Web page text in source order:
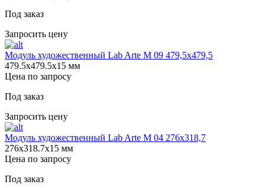
Под заказ
Запросить цену
Модуль художественный Lab Arte М 09 479,5х479,5
479.5х479.5х15 мм
Цена по запросу
Под заказ
Запросить цену
Модуль художественный Lab Arte М 04 276х318,7
276х318.7х15 мм
Цена по запросу
Под заказ